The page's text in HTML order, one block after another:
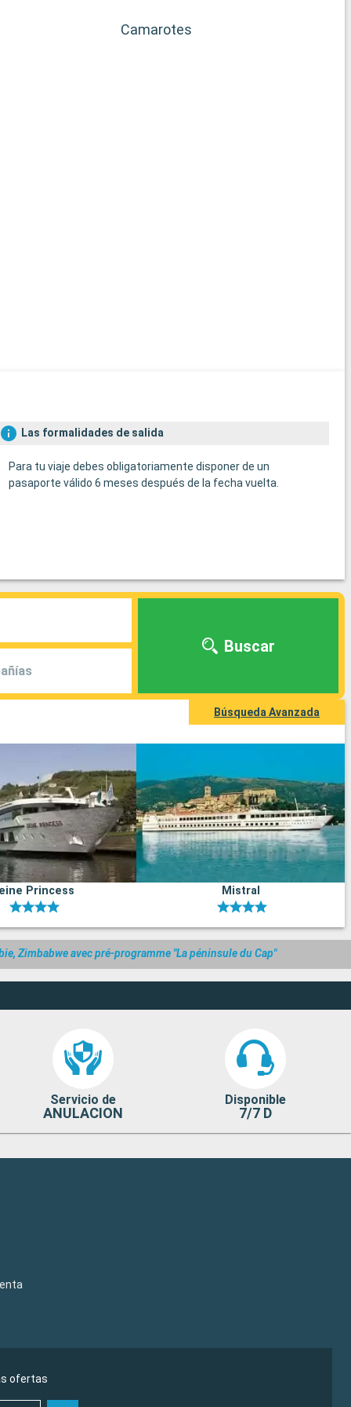
Camarotes
Las formalidades de salida
Para tu viaje debes obligatoriamente disponer de un
pasaporte válido 6 meses después de la fecha vuelta.
Buscar
Búsqueda Avanzada
Princess Mistral
Zimbabwe avec pré-programme "La péninsule du Cap"
Servicio de
ANULACION
Disponible
7/7 D
ofertas